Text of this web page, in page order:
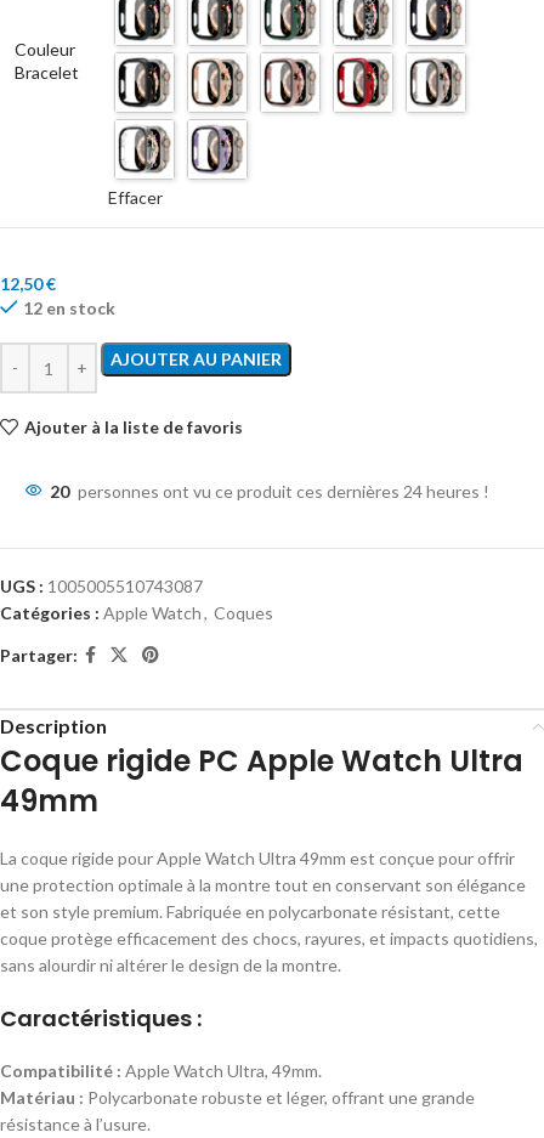
Couleur
Bracelet
Effacer
12,50€
12 en stock
AJOUTER AU PANIER
Ajouter à la liste de favoris
20 personnes ont vu ce produit ces dernières 24 heures !
UGS : 1005005510743087
Catégories : Apple Watch, Coques
Partager:
Description
Coque rigide PC Apple Watch Ultra
49mm
La coque rigide pour Apple Watch Ultra 49mm est conçue pour offrir
une protection optimale à la montre tout en conservant son élégance
et son style premium. Fabriquée en polycarbonate résistant, cette
coque protège efficacement des chocs, rayures, et impacts quotidiens,
sans alourdir ni altérer le design de la montre.
Caractéristiques :
Compatibilité : Apple Watch Ultra, 49mm.
Matériau : Polycarbonate robuste et léger, offrant une grande
résistance à l’usure.